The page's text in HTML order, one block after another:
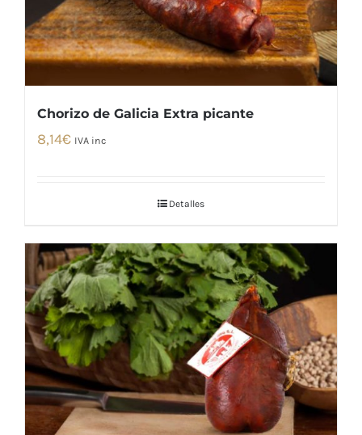
Chorizo de Galicia Extra picante
8,14€ IVA inc
Detalles